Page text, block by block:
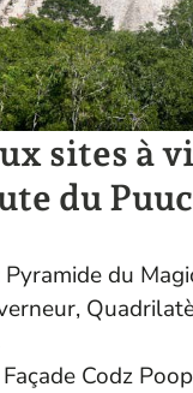
sites à
du Puuc
Pyramide du
Façade Codz